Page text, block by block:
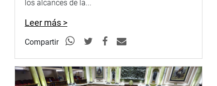
la problemática existente en la ejecución de gastos y las
metas planteadas para el año 2018 en el VRAEM.
(FP) mostró su preocupación por la escasa presencia del
Estado en el VRAEM en temas de salud, educación,
los alcances de la...
Leer más >
Compartir